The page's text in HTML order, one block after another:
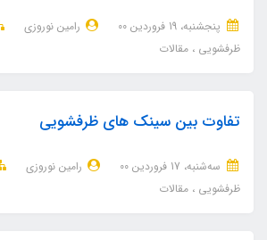
پنجشنبه، 19 فروردین 00 رامین نوروزی
ظرفشویی
مقالات
تفاوت بین سینک های ظرفشویی
ﺳﻪشنبه، 17 فروردین 00 رامین نوروزی
ظرفشویی
مقالات